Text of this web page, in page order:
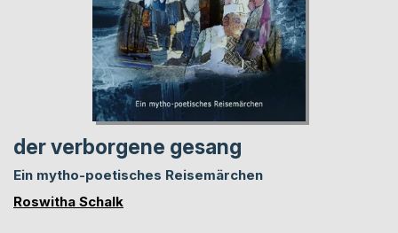
der verborgene gesang
Ein mytho-poetisches Reisemärchen
Roswitha Schalk